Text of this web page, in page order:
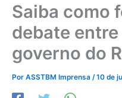
Saiba como
debate
governo do
Por ASSTBM Imprensa /10 de